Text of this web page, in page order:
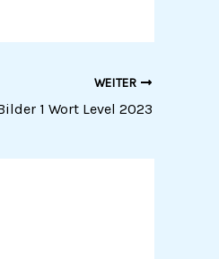
WEITER
1 Wort Level 2023